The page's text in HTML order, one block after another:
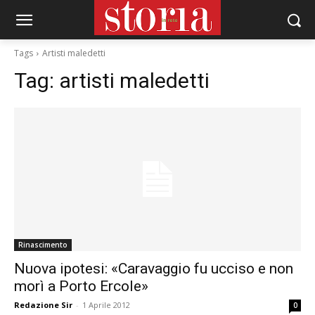
Tags Artisti maledetti
Tag: artisti maledetti
Rinascimento
Nuova ipotesi: «Caravaggio fu ucciso e non
morì a Porto Ercole»
Redazione Sir - 1 Aprile 2012 0